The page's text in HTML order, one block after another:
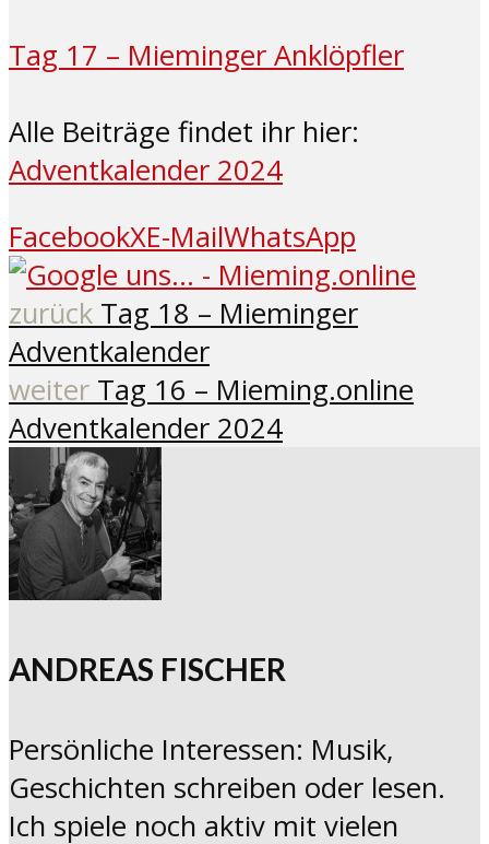
Tag 17 – Mieminger Anklöpfler
Alle Beiträge findet ihr hier:
Adventkalender 2024
FacebookXE-MailWhatsApp
zurück Tag 18 – Mieminger
Adventkalender
weiter Tag 16 – Mieming.online
Adventkalender 2024
ANDREAS FISCHER
Persönliche Interessen: Musik,
Geschichten schreiben oder lesen.
Ich spiele noch aktiv mit vielen